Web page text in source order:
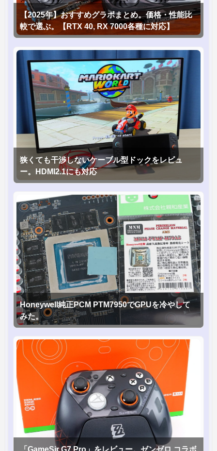
【2025年】おすすめグラボまとめ。価格・性能比
較で選ぶ。【RTX 40, RX 7000各種に対応】
狭くても干渉しないケーブル型ドックをレビュ
ー。HDMI2.1にも対応
Honeywell純正PCM PTM7950でGPUを冷やして
みた。
「GameSir G7 Pro」をレビュー。ゼンゼロ コラボ